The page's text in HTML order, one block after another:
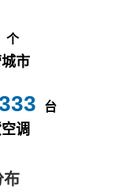
个
市
台
调
布